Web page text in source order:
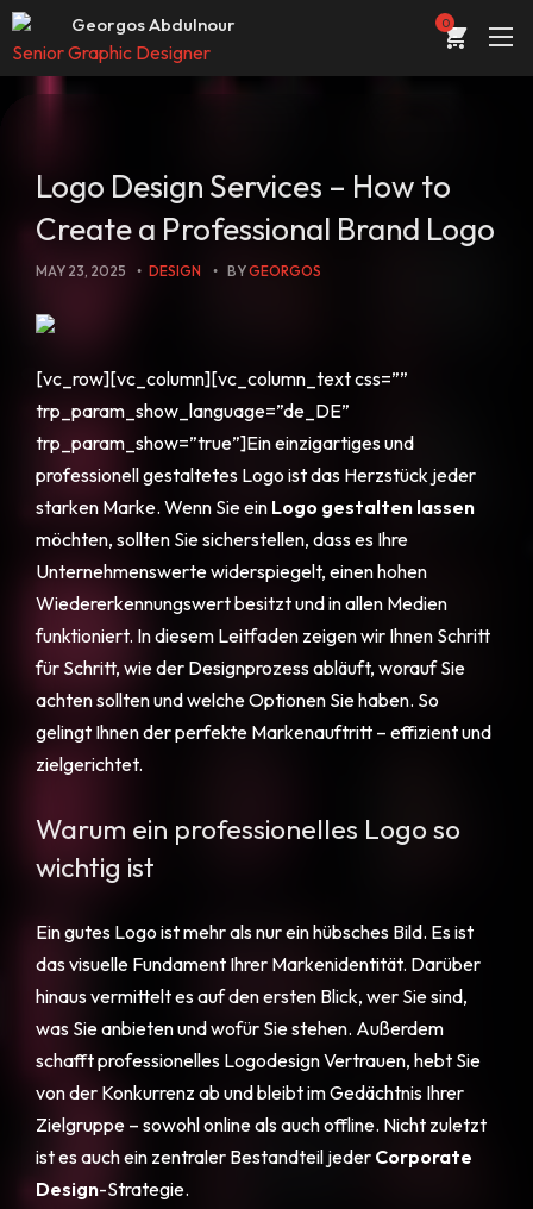
Georgos Abdulnour
Senior Graphic Designer
UI/UX Designer
Web developer & designer
0
ABOUT
SERVICES
Logo Design Services – How to
Create a Professional Brand Logo
MAY 23, 2025 DESIGN BYGEORGOS
[vc_row][vc_column][vc_column_text css=””
trp_param_show_language=”de_DE”
trp_param_show=”true”]Ein einzigartiges und
professionell gestaltetes Logo ist das Herzstück jeder
starken Marke. Wenn Sie ein Logo gestalten lassen
möchten, sollten Sie sicherstellen, dass es Ihre
Unternehmenswerte widerspiegelt, einen hohen
Wiedererkennungswert besitzt und in allen Medien
funktioniert. In diesem Leitfaden zeigen wir Ihnen Schritt
für Schritt, wie der Designprozess abläuft, worauf Sie
achten sollten und welche Optionen Sie haben. So
gelingt Ihnen der perfekte Markenauftritt – effizient und
zielgerichtet.
Warum ein professionelles Logo so
wichtig ist
Ein gutes Logo ist mehr als nur ein hübsches Bild. Es ist
das visuelle Fundament Ihrer Markenidentität. Darüber
hinaus vermittelt es auf den ersten Blick, wer Sie sind,
was Sie anbieten und wofür Sie stehen. Außerdem
schafft professionelles Logodesign Vertrauen, hebt Sie
von der Konkurrenz ab und bleibt im Gedächtnis Ihrer
Zielgruppe – sowohl online als auch offline. Nicht zuletzt
ist es auch ein zentraler Bestandteil jeder Corporate
Design-Strategie.